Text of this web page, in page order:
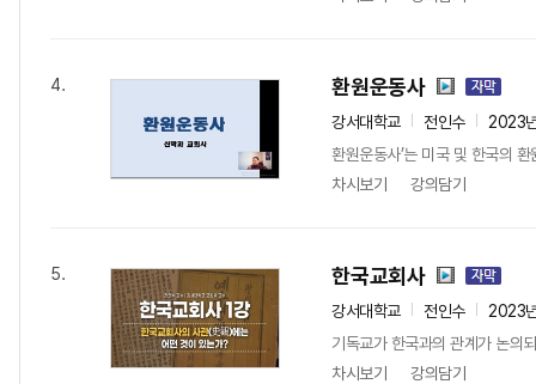
4. 환원운동사
강서대학교 전인수
2023
환원운동사’는 미국 및 한국의
차시보기
강의담기
5. 한국교회사
강서대학교 전인수
2023
기독교가 한국과의 관계가 논의
차시보기
강의담기